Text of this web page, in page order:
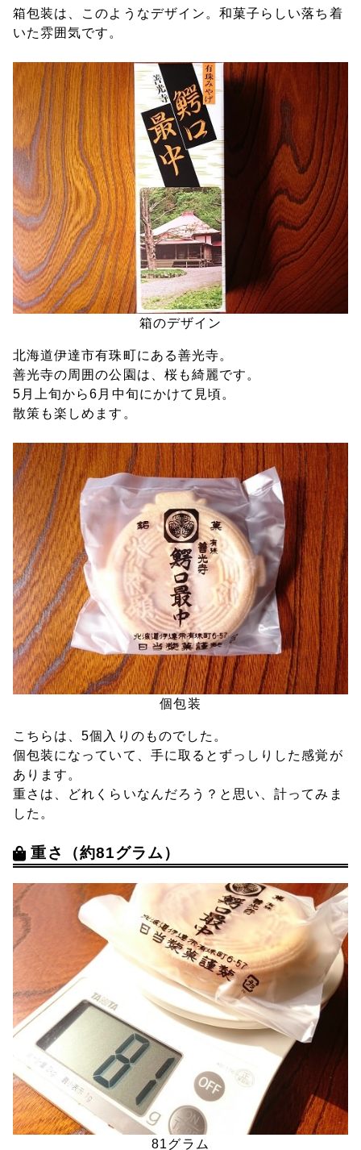
箱包装は、このようなデザイン。和菓子らしい落ち着
いた雰囲気です。
箱のデザイン
北海道伊達市有珠町にある善光寺。
善光寺の周囲の公園は、桜も綺麗です。
5月上旬から6月中旬にかけて見頃。
散策も楽しめます。
個包装
こちらは、5個入りのものでした。
個包装になっていて、手に取るとずっしりした感覚が
あります。
重さは、どれくらいなんだろう？と思い、計ってみま
した。
重さ（約81グラム）
81グラム